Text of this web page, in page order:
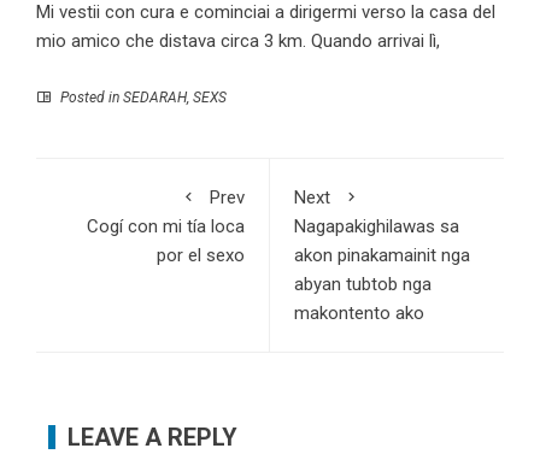
Mi vestii con cura e cominciai a dirigermi verso la casa del
mio amico che distava circa 3 km. Quando arrivai lì,
Posted in SEDARAH, SEXS
Prev
Cogí con mi tía loca
por el sexo
Next
Nagapakighilawas sa
akon pinakamainit nga
abyan tubtob nga
makontento ako
LEAVE A REPLY